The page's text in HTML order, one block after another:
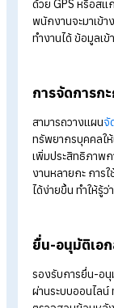
ลงเวลาเ
ช่วยให้การลงเ